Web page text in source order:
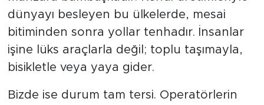
dünyayı besleyen bu ülkelerde, mesai
bitiminden sonra yollar tenhadır. İnsanlar
işine lüks araçlarla değil; toplu taşımayla,
bisikletle veya yaya gider.
Bizde ise durum tam tersi. Operatörlerin